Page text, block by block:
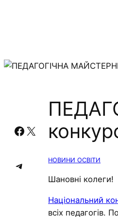
Facebook X
Telegram НОВИНИ ОСВІТИ
Шановні колеги!
Національний
всіх педагогів.